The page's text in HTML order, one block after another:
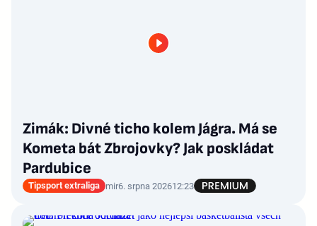
Zimák: Divné ticho kolem Jágra. Má se
Kometa bát Zbrojovky? Jak poskládat
Pardubice
Tipsport extraliga mir6. srpna 202612:23